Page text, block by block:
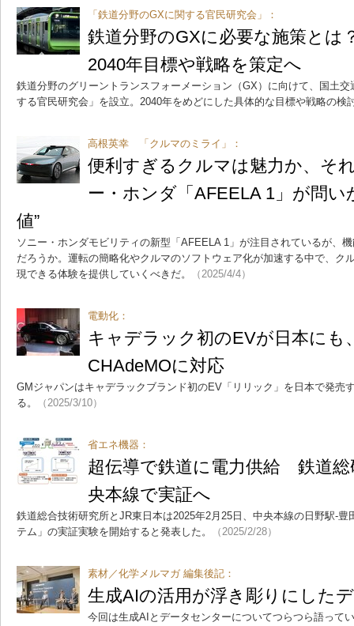
「鉄道分野のGXに関する官民研究会」：
鉄道分野のGXに必要な施策と
2040年目標や戦略を策定へ
鉄道分野のグリーントランスフォーメーション（GX）に向けて、国土
する官民研究会」を設立。2040年をめどにした具体的な目標や戦略の検
高根英幸 「クルマのミライ」：
便利すぎるクルマは魅力か、そ
ー・ホンダ「AFEELA 1」が問い
値”
ソニー・ホンダモビリティの新型「AFEELA 1」が注目されているが、
だろうか。運転の簡略化やクルマのソフトウェア化が加速する中で、ク
現できる体験を提供していくべきだ。
（2025/4/4）
電動化：
キャデラック初のEVが日本にも
CHAdeMOに対応
GMジャパンはキャデラックブランド初のEV「リリック」を日本で発売
る。
（2025/3/10）
省エネ機器：
超伝導で鉄道に電力供給 鉄道総
央本線で実証へ
鉄道総合技術研究所とJR東日本は2025年2月25日、中央本線の日野駅-
テム」の実証実験を開始すると発表した。
（2025/2/28）
素材／化学メルマガ 編集後記：
生成AIの活用が浮き彫りにした
今回は生成AIとデータセンターについてつらつら語って